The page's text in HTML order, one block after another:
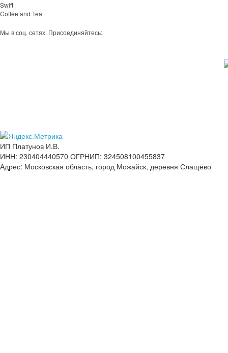
Swift
Coffee and Tea
Мы в соц. сетях. Присоединяйтесь:
ИП Платунов И.В.
ИНН: 230404440570 ОГРНИП: 324508100455837
Адрес: Московская область, город Можайск, деревня Слащёво